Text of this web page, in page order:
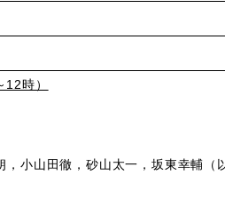
時）
小山田徹，砂山太一，坂東幸輔（